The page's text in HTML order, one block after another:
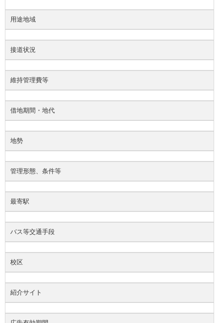
用途地域
接道状況
維持管理費等
借地期間・地代
地勢
管理形態、条件等
最寄駅
バス等交通手段
校区
紹介サイト